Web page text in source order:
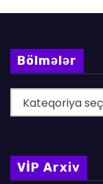
Bölmələr
ö
m
VİP Arxiv